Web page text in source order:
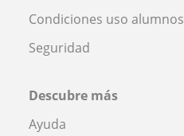
Condiciones uso alumnos
Seguridad
Descubre más
Ayuda